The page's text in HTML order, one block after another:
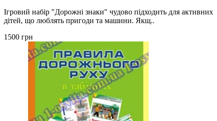
Ігровий набір "Дорожні знаки" чудово підходить для активних
дітей, що люблять пригоди та машини. Якщ..
1500 грн